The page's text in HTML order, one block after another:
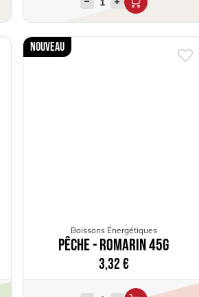
Nouveau
Boissons Énergétiques
Pêche - Romarin 45g
3,32€